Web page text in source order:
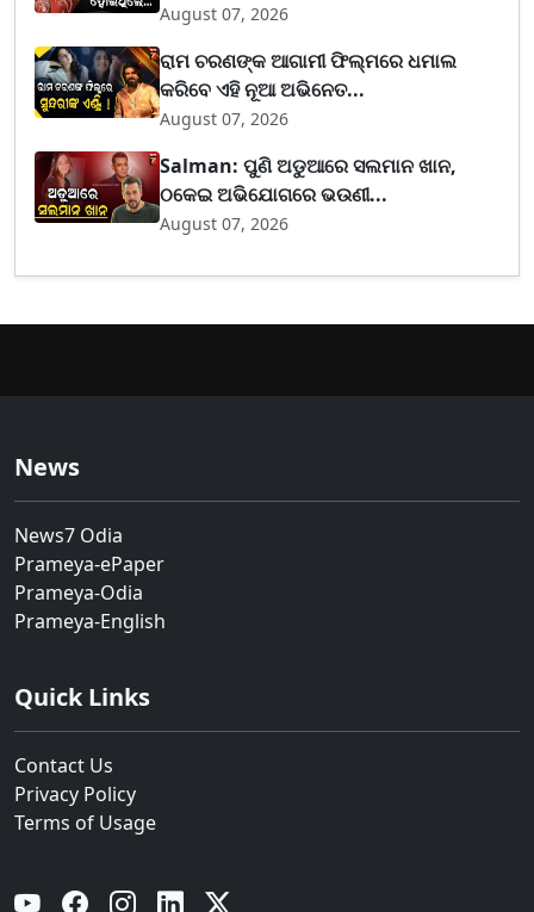
August 07, 2026
ରାମ ଚରଣଙ୍କ ଆଗାମୀ ଫିଲ୍ମରେ ଧମାଲ
କରିବେ ଏହି ନୂଆ ଅଭିନେତ...
August 07, 2026
Salman: ପୁଣି ଅଡୁଆରେ ସଲମାନ ଖାନ,
ଠକେଇ ଅଭିଯୋଗରେ ଭଉଣୀ...
August 07, 2026
News
News7 Odia
Prameya-ePaper
Prameya-Odia
Prameya-English
Quick Links
Contact Us
Privacy Policy
Terms of Usage
YouTube Facebook Instagram Linkedin